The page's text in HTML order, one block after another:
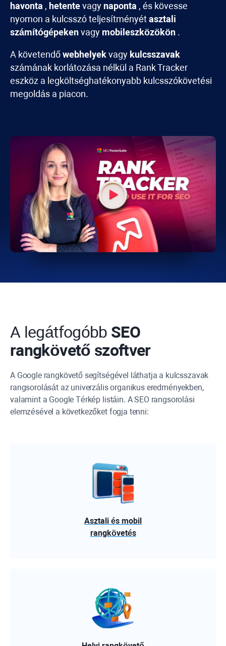
havonta , hetentevagy naponta , és kövesse
nyomon a kulcsszó teljesítményétasztali
számítógépekenvagy mobileszközökön .
A követendőwebhelyekvagy kulcsszavak
számának korlátozása nélkül a Rank Tracker
eszköz a legköltséghatékonyabb kulcsszókövetési
megoldás a piacon.
A legátfogóbb SEO
rangkövető szoftver
A Google rangkövető segítségével láthatja a kulcsszavak
rangsorolását az univerzális organikus eredményekben,
valamint a Google Térkép listáin. A SEO rangsorolási
elemzésével a következőket fogja tenni:
Asztali és mobil
rangkövetés